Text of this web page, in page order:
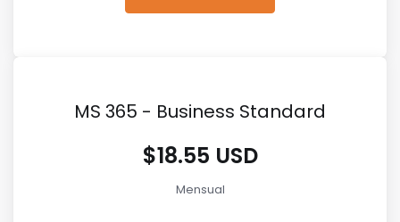
MS 365 - Business Standard
$18.55 USD
Mensual